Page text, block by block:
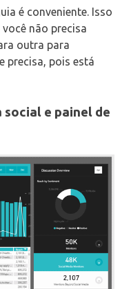
é conveniente. Isso
não precisa
outra para
precisa, pois está
e painel de